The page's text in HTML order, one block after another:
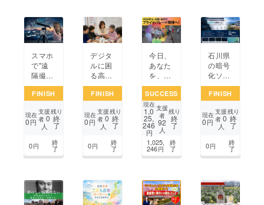
スマホ
で"遠
隔撮
影”。
新体験
ル単眼
鏡「ET
0」
FINISH
現在
0円
支援
者0
人
残り
終
了
0円 終
了
デジタ
ルに困
る高齢
者・主
婦を支
マホ教
室を定
したい
FINISH
現在
0円
支援
者0
人
残り
終
了
0円 終
了
今日、
あなた
を、愛
そう。
第6回
金沢プ
ライド
パレー
ドを一
緒につ
くりた
SUCCESS
現在
1,0
25,
246
円
支援
者
92
人
残り
終
了
1,025,
246円
終
了
石川県
の暗号
化ソフ
ト開発
支援プ
クト
FINISH
現在
0円
支援
者0
人
残り
終
了
0円 終
了